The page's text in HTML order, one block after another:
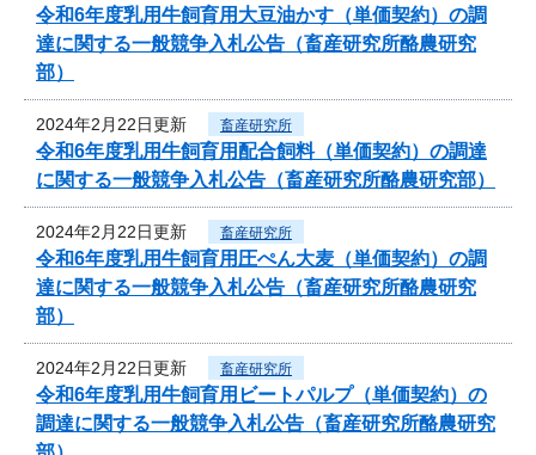
令和6年度乳用牛飼育用大豆油かす（単価契約）の調
達に関する一般競争入札公告（畜産研究所酪農研究
部）
2024年2月22日更新 畜産研究所
令和6年度乳用牛飼育用配合飼料（単価契約）の調達
に関する一般競争入札公告（畜産研究所酪農研究部）
2024年2月22日更新 畜産研究所
令和6年度乳用牛飼育用圧ぺん大麦（単価契約）の調
達に関する一般競争入札公告（畜産研究所酪農研究
部）
2024年2月22日更新 畜産研究所
令和6年度乳用牛飼育用ビートパルプ（単価契約）の
調達に関する一般競争入札公告（畜産研究所酪農研究